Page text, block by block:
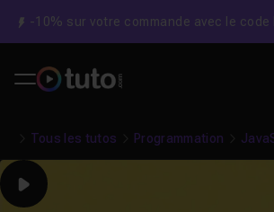
-10% sur votre commande avec le code
Tous les tutos Programmation
Play